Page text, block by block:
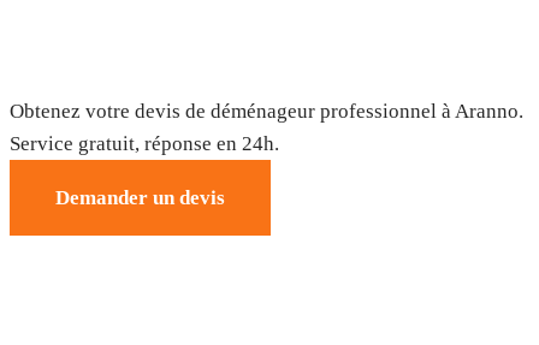
Obtenez votre devis de déménageur professionnel à Aranno.
Service gratuit, réponse en 24h.
Demander un devis